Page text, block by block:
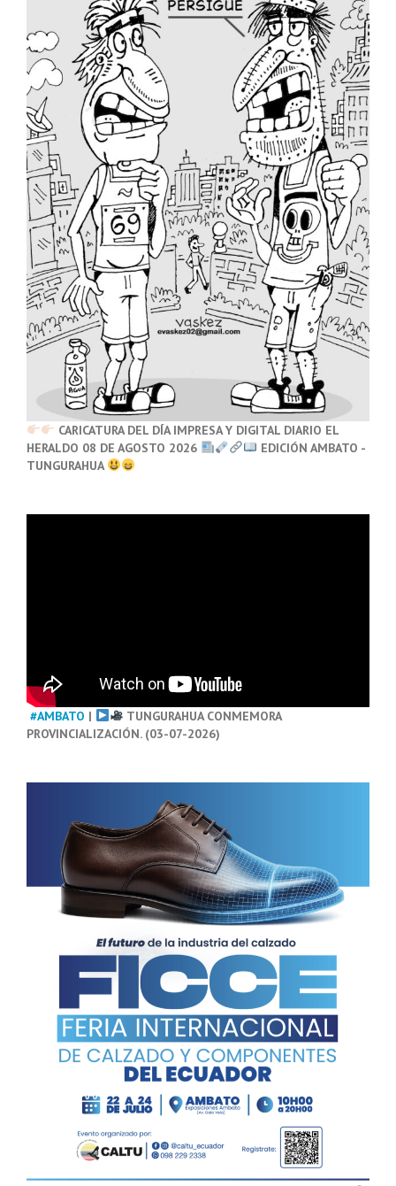
CARICATURA DEL DÍA IMPRESA Y DIGITAL DIARIO EL
HERALDO 08 DE AGOSTO 2026
EDICIÓN AMBATO -
TUNGURAHUA
#AMBATO |
TUNGURAHUA CONMEMORA
PROVINCIALIZACIÓN. (03-07-2026)